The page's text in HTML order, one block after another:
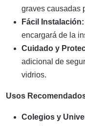
graves causadas
Fácil Instalación:
encargará de la
Cuidado y
adicional de
vidrios.
Usos
Colegios y